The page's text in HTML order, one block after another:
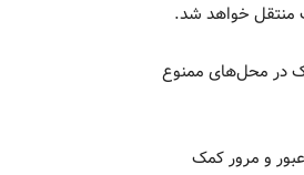
منتقل خواهد شد.
در محل‌های ممنوع
در تسهیل عبور و مرور کمک